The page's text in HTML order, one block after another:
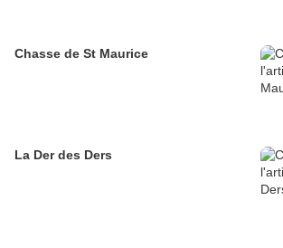
Chasse de St Maurice
La Der des Ders